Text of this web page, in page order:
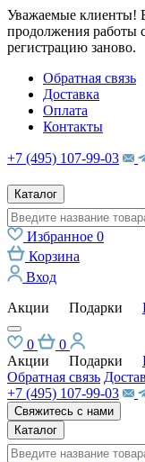
Уважаемые клиенты!
продолжения работы
регистрацию заново.
Обратная связь
Доставка
Оплата
Контакты
+7 (495) 107-99-03
Каталог
Избранное 0
Корзина
Вход
Акции
Подарки
0
0
Акции
Подарки
Обратная связь
+7 (495) 107-99-03
Свяжитесь с нами
Каталог